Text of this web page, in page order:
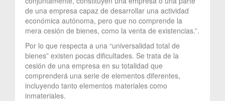
de una empresa capaz de desarrollar una actividad
económica autónoma, pero que no comprende la
mera cesión de bienes, como la venta de existencias.”.
Por lo que respecta a una “universalidad total de
bienes” existen pocas dificultades. Se trata de la
cesión de una empresa en su totalidad que
comprenderá una serie de elementos diferentes,
incluyendo tanto elementos materiales como
inmateriales.